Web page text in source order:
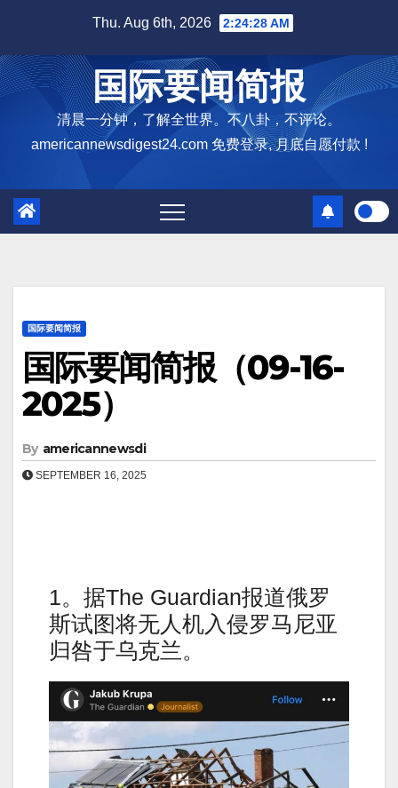
content
Thu. Aug 6th, 2026 2:24:29 AM
国际要闻简报
清晨一分钟，了解全世界。不八卦，不评论。
americannewsdigest24.com 免费登录, 月底自愿付款 !
国际要闻简报
国际要闻简报（09-16-
2025）
By americannewsdi
SEPTEMBER 16, 2025
1。据The Guardian报道俄罗
斯试图将无人机入侵罗马尼亚
归咎于乌克兰。